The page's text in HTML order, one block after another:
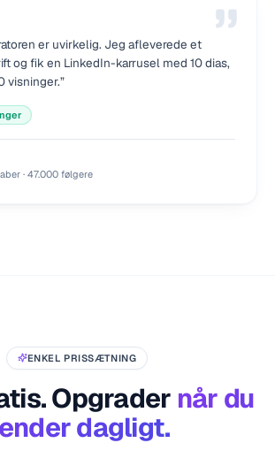
er uvirkelig. Jeg afleverede et
og fik en LinkedIn-karrusel med 10 dias,
visninger.”
· 47.000 følgere
ENKEL PRISSÆTNING
Opgrader når du
dagligt.